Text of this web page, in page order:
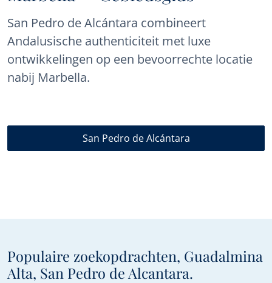
San Pedro de Alcántara combineert
Andalusische authenticiteit met luxe
ontwikkelingen op een bevoorrechte locatie
nabij Marbella.
San Pedro de Alcántara
Populaire zoekopdrachten, Guadalmina
Alta, San Pedro de Alcantara.